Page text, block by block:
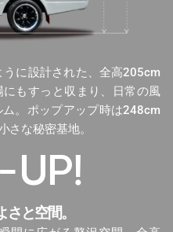
うに設計された、全高205cm
もすっと収まり、日常の風
。ポップアップ時は248cm
さな秘密基地。
UP!
と空間。